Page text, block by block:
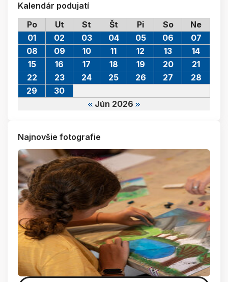
Kalendár podujatí
Po
Ut St Št Pi So Ne
Jún 2026
01 02 03 04 05 06
07
08
09 10 11 12 13
14
15
16 17 18 19 20
21
22
23 24 25 26 27
28
29
30
Najnovšie fotografie